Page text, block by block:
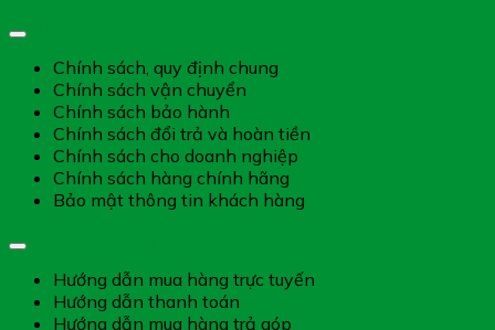
Chính sách, quy định chung
Chính sách vận chuyển
Chính sách bảo hành
Chính sách đổi trả và hoàn tiền
Chính sách cho doanh nghiệp
Chính sách hàng chính hãng
Bảo mật thông tin khách hàng
Hướng dẫn mua hàng trực tuyến
Hướng dẫn thanh toán
Hướng dẫn mua hàng trả góp